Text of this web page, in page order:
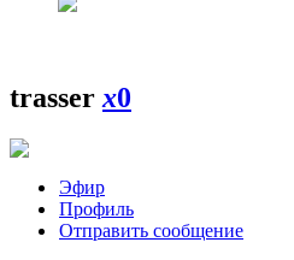
trasserx0
Эфир
Профиль
Отправить сообщение